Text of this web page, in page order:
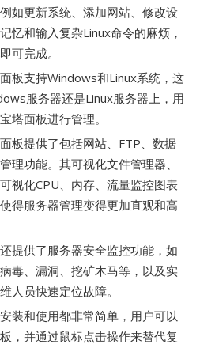
如更新系统、添加网站、修改设
忆和输入复杂Linux命令的麻烦，
可完成。
板支持Windows和Linux系统，这
服务器还是Linux服务器上，用
塔面板进行管理。
板提供了包括网站、FTP、数据
理功能。其可视化文件管理器、
视化CPU、内存、流量监控图表
得服务器管理变得更加直观和高
提供了服务器安全监控功能，如
毒、漏洞、挖矿木马等，以及实
人员快速定位故障。
装和使用都非常简单，用户可以
，并通过鼠标点击操作来替代复